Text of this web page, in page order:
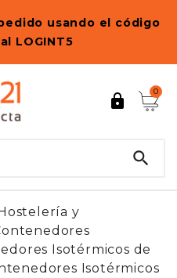
usando el código
LOGINT5

0

y
Isotérmicos de
Isotérmicos